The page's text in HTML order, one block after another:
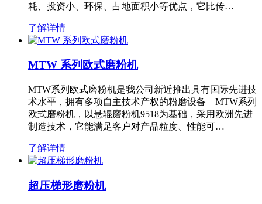
耗、投资小、环保、占地面积小等优点，它比传…
了解详情
MTW 系列欧式磨粉机
MTW系列欧式磨粉机是我公司新近推出具有国际先进技
术水平，拥有多项自主技术产权的粉磨设备—MTW系列
欧式磨粉机，以悬辊磨粉机9518为基础，采用欧洲先进
制造技术，它能满足客户对产品粒度、性能可…
了解详情
超压梯形磨粉机